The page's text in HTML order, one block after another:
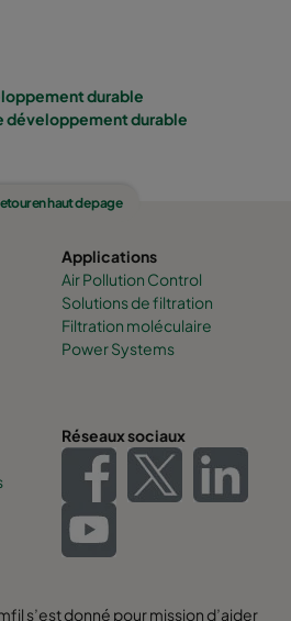
durable
développement durable
en haut de page
Applications
Air Pollution Control
Solutions de filtration
Filtration moléculaire
Power Systems
Réseaux sociaux
s’est donné pour mission d’aider